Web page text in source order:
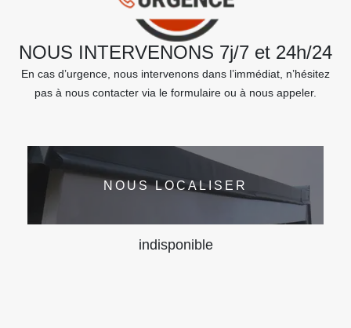
NOUS INTERVENONS 7j/7 et 24h/24
En cas d’urgence, nous intervenons dans l’immédiat, n’hésitez
pas à nous contacter via le formulaire ou à nous appeler.
NOUS LOCALISER
indisponible